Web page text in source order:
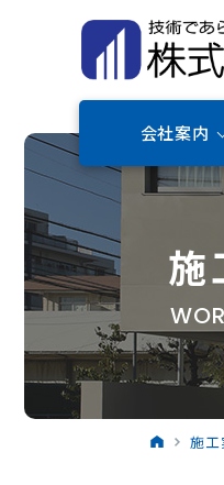
会社案内
施
施工